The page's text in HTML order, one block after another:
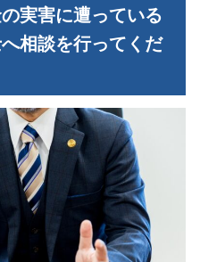
実害に遭っている
相談を行ってくだ